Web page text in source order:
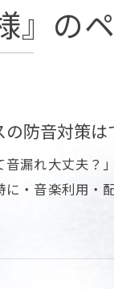
』の
の防音対策
音漏れ大丈夫
に・音楽利用・